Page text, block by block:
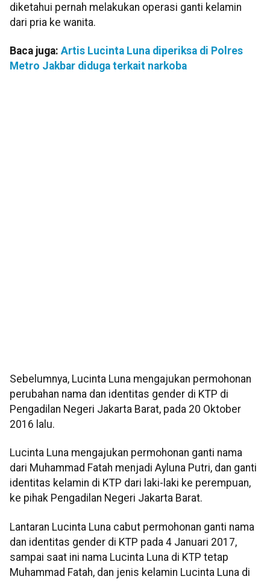
diketahui pernah melakukan operasi ganti kelamin
dari pria ke wanita.
Baca juga: Artis Lucinta Luna diperiksa di Polres
Metro Jakbar diduga terkait narkoba
Sebelumnya, Lucinta Luna mengajukan permohonan
perubahan nama dan identitas gender di KTP di
Pengadilan Negeri Jakarta Barat, pada 20 Oktober
2016 lalu.
Lucinta Luna mengajukan permohonan ganti nama
dari Muhammad Fatah menjadi Ayluna Putri, dan ganti
identitas kelamin di KTP dari laki-laki ke perempuan,
ke pihak Pengadilan Negeri Jakarta Barat.
Lantaran Lucinta Luna cabut permohonan ganti nama
dan identitas gender di KTP pada 4 Januari 2017,
sampai saat ini nama Lucinta Luna di KTP tetap
Muhammad Fatah, dan jenis kelamin Lucinta Luna di